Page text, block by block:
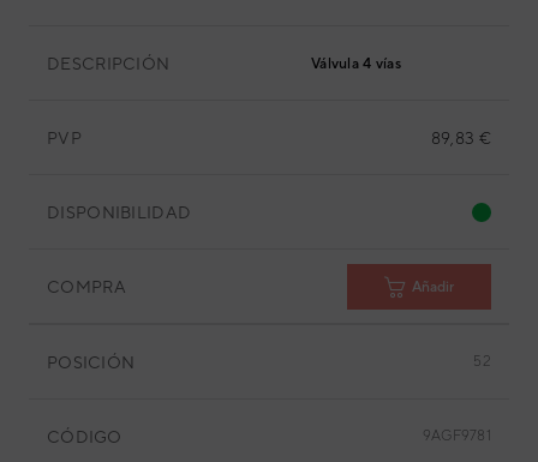
DESCRIPCIÓN Válvula 4 vías
PVP 89,83 €
DISPONIBILIDAD
COMPRA Añadir
POSICIÓN 52
CÓDIGO 9AGF9781